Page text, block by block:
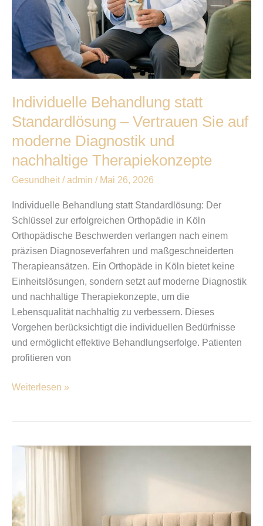
Individuelle Behandlung statt
Standardlösung – Vertrauen Sie auf
moderne Diagnostik und
nachhaltige Therapiekonzepte
Gesundheit /admin / Mai 26, 2026
Individuelle Behandlung statt Standardlösung: Der
Schlüssel zur erfolgreichen Orthopädie in Köln
Orthopädische Beschwerden verlangen nach einem
präzisen Diagnoseverfahren und maßgeschneiderten
Therapieansätzen. Ein Orthopäde in Köln bietet keine
Einheitslösungen, sondern setzt auf moderne Diagnostik
und nachhaltige Therapiekonzepte, um die
Lebensqualität nachhaltig zu verbessern. Dieses
Vorgehen berücksichtigt die individuellen Bedürfnisse
und ermöglicht effektive Behandlungserfolge. Patienten
profitieren von
nachhaltige
Therapiekonzepte
Weiterlesen »
mehr
kann: